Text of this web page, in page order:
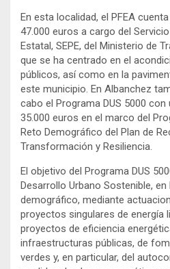
En esta localidad, el PFEA
47.000 euros a cargo del
Estatal, SEPE, del Ministerio de
que se ha centrado en el
públicos, así como en la
este municipio. En Albanchez
cabo el Programa DUS 5000
35.000 euros en el marco del
Reto Demográfico del Plan de
Transformación y Resiliencia.
El objetivo del Programa DUS
Desarrollo Urbano Sostenible,
demográfico, mediante
proyectos singulares de energía
proyectos de eficiencia
infraestructuras públicas, de
verdes y, en particular, del